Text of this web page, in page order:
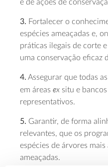
e de ações de
3. Fortalecer o
espécies ameaçadas e,
práticas ilegais de corte
uma conservação eficaz
4. Assegurar que todas
em áreas ex situ e
representativos.
5. Garantir, de forma
relevantes, que os
espécies de árvores
ameaçadas.